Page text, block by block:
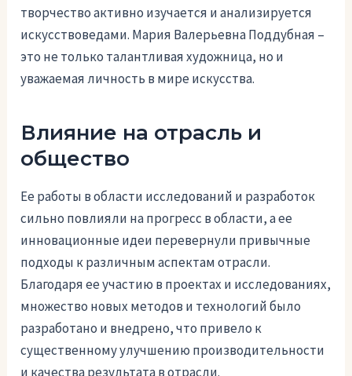
творчество активно изучается и анализируется
искусствоведами. Мария Валерьевна Поддубная –
это не только талантливая художница, но и
уважаемая личность в мире искусства.
Влияние на отрасль и
общество
Ее работы в области исследований и разработок
сильно повлияли на прогресс в области, а ее
инновационные идеи перевернули привычные
подходы к различным аспектам отрасли.
Благодаря ее участию в проектах и исследованиях,
множество новых методов и технологий было
разработано и внедрено, что привело к
существенному улучшению производительности
и качества результата в отрасли.